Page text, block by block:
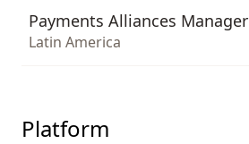
Payments Alliances Manager
Latin America
Platform